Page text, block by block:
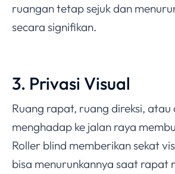
ruangan tetap sejuk dan
secara signifikan.
3. Privasi Visual
Ruang rapat, ruang direksi, atau
menghadap ke jalan raya
Roller blind memberikan sekat
bisa menurunkannya saat rapat